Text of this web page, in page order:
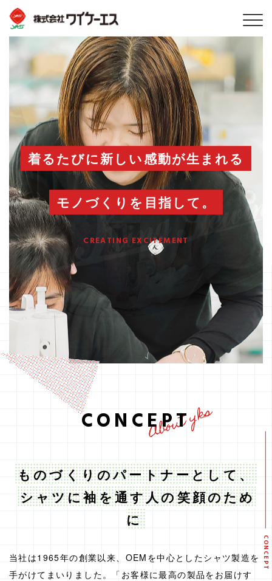
着るたびに新しい感動が生まれる
モノづくりを目指して。
CREATING EXCITEMENT
CONCEPT
CONCEPT
About yks
ものづくりのパートナーとして、
シャツに袖を通す人の笑顔のため
に
当社は1965年の創業以来、OEMを中心としたシャツ製造を
手がけてまいりました。
「お客様に最高の製品をお届けす